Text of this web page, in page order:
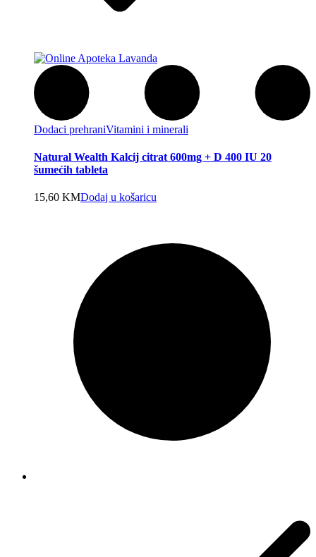
Dodaci prehraniVitamini i minerali
Natural Wealth Kalcij citrat 600mg + D 400 IU 20
šumećih tableta
15,60 KMDodaj u košaricu